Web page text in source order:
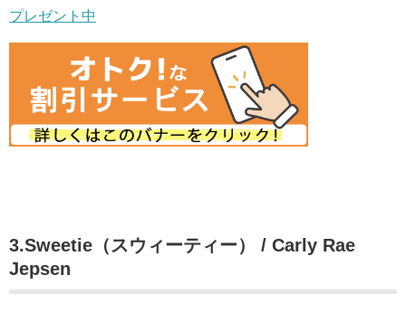
プレゼント中
3.Sweetie（スウィーティー） / Carly Rae
Jepsen